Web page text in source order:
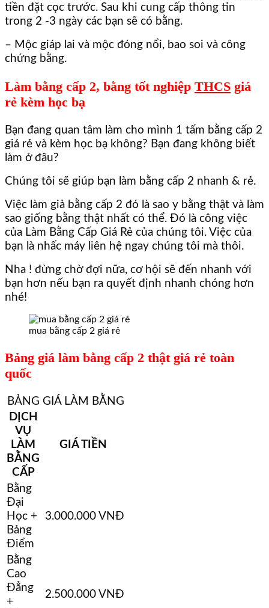
tiền đặt cọc trước. Sau khi cung cấp thông tin
trong 2 -3 ngày các bạn sẽ có bằng.
– Mộc giáp lai và mộc đóng nổi, bao soi và công
chứng bằng.
Làm bằng cấp 2, bằng tốt nghiệp THCS giá
rẻ kèm học bạ
Bạn đang quan tâm làm cho mình 1 tấm bằng cấp 2
giá rẻ và kèm học bạ không? Bạn đang không biết
làm ở đâu?
Chúng tôi sẽ giúp bạn làm bằng cấp 2 nhanh & rẻ.
Việc làm giả bằng cấp 2 đó là sao y bằng thật và làm
sao giống bằng thật nhất có thể. Đó là công việc
của Làm Bằng Cấp Giá Rẻ của chúng tôi. Việc của
bạn là nhấc máy liên hệ ngay chúng tôi mà thôi.
Nha ! đừng chờ đợi nữa, cơ hội sẽ đến nhanh với
bạn hơn nếu bạn ra quyết định nhanh chóng hơn
nhé!
mua bằng cấp 2 giá rẻ
Bảng giá làm bằng cấp 2 thật giá rẻ toàn
quốc
BẢNG GIÁ LÀM BẰNG
DỊCH
VỤ
LÀM
BẰNG
CẤP
GIÁ TIỀN
Bằng
Đại
Học +
Bảng
Điểm
3.000.000 VNĐ
Bằng
Cao
Đẳng
+
2.500.000 VNĐ